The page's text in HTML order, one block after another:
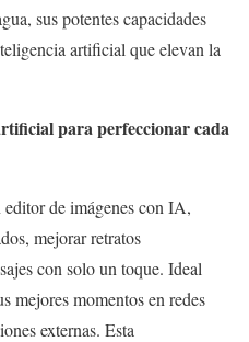
sus potentes capacidades
artificial que elevan la
para perfeccionar cada
de imágenes con IA,
mejorar retratos
con solo un toque. Ideal
mejores momentos en redes
externas. Esta